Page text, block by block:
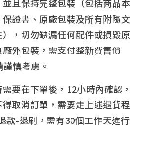
且保持完整包裝（包括商品本
證書、原廠包裝及所有附隨文
，切勿缺漏任何配件或損毀原
外包裝，需支付整新費售價
慎考慮。
要在下單後，12小時內確認，
取消訂單，需要走上述退貨程
款-退刷，需有30個工作天進行